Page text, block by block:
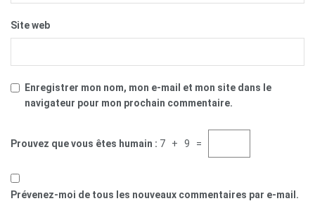
Site web
Enregistrer mon nom, mon e-mail et mon site dans le
navigateur pour mon prochain commentaire.
Prouvez que vous êtes humain : 7 + 9 =
Prévenez-moi de tous les nouveaux commentaires par e-mail.